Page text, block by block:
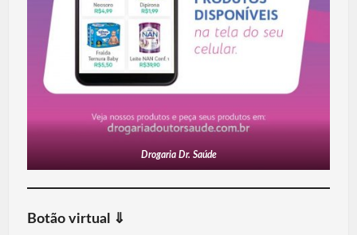
Drogaria Dr. Saúde
Botão virtual ⇓